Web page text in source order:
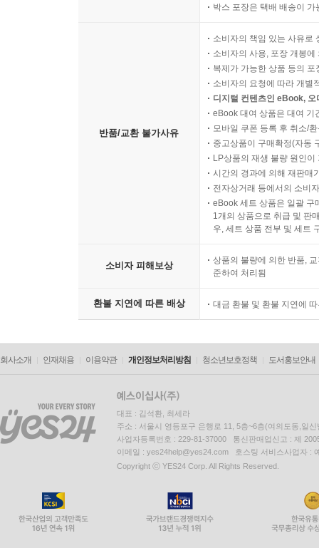
박스 포장은 택배 배송이
반품/교환 불가사유
소비자의 책임 있는 사유로
소비자의 사용, 포장 개봉
복제가 가능한 상품 등의
소비자의 요청에 따라 개별
디지털 컨텐츠인 eBook,
eBook 대여 상품은 대여 기
모바일 쿠폰 등록 후 취소/
중고상품이 구매확정(자동
LP상품의 재생 불량 원인
시간의 경과에 의해 재판매
전자상거래 등에서의 소비
eBook 세트 상품은 일괄 구
1개의 상품으로 취급 및 판
우, 세트 상품 전부 및 세트
소비자 피해보상
상품의 불량에 의한 반품,
준하여 처리됨
환불 지연에 따른 배상 대금 환불 및 환불 지연에
회사소개 인재채용 이용약관 개인정보처리방침 청소년보호정책 도서홍보안내
대표 : 김석환, 최세라
주소 : 서울시 영등포구 은행로 11, 5층~6층(여의도동,일신
사업자등록번호 : 229-81-37000 통신판매업신고 : 제
이메일 : yes24help@yes24.com 호스팅 서비스사업자 :
Copyright ⓒ YES24 Corp. All Rights Reserved.